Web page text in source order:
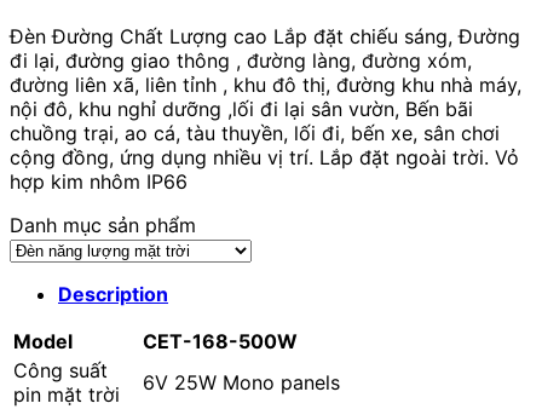
Đèn Đường Chất Lượng cao Lắp đặt chiếu sáng, Đường
đi lại, đường giao thông , đường làng, đường xóm,
đường liên xã, liên tỉnh , khu đô thị, đường khu nhà máy,
nội đô, khu nghỉ dưỡng ,lối đi lại sân vườn, Bến bãi
chuồng trại, ao cá, tàu thuyền, lối đi, bến xe, sân chơi
cộng đồng, ứng dụng nhiều vị trí. Lắp đặt ngoài trời. Vỏ
hợp kim nhôm IP66
Danh mục sản phẩm
Description
Model
CET-168-500W
Công suất
pin mặt trời
6V 25W Mono panels